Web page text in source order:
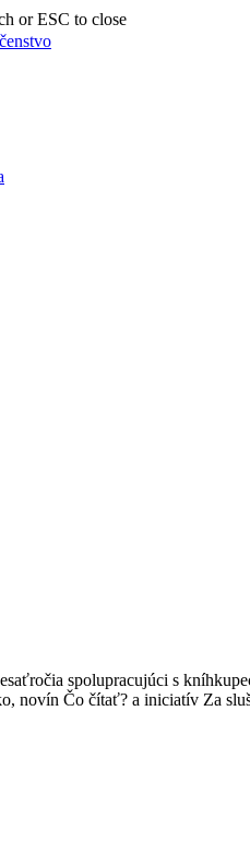
or ESC to close
spolupracujúci s
novín Čo čítať? a iniciatív Za